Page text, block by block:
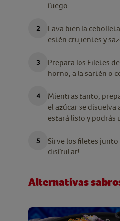
fuego.
Lava bien la
estén crujientes y
Prepara los Filetes
horno, a la sartén o
Mientras tanto,
el azúcar se
estará listo y podrás
Sirve los filetes junto
disfrutar!
Alternativas